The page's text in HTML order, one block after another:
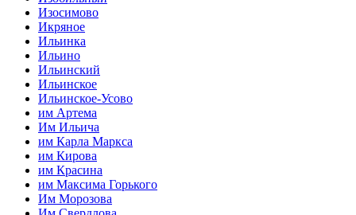
Изосимово
Икряное
Ильинка
Ильино
Ильинский
Ильинское
Ильинское-Усово
им Артема
Им Ильича
им Карла Маркса
им Кирова
им Красина
им Максима Горького
Им Морозова